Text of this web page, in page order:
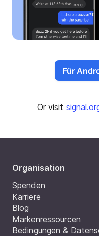
Für
Or visit
Organisation
Spenden
Karriere
Blog
Markenressourcen
Bedingungen &